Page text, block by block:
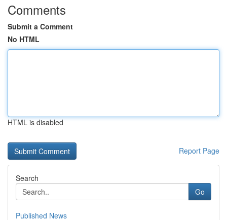
Comments
Submit a Comment
No HTML
HTML is disabled
Report Page
Search
Go
Published News